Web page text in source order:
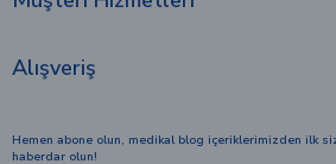
Müşteri Hizmetleri
Alışveriş
Hemen abone olun, medikal blog içeriklerimizden ilk siz